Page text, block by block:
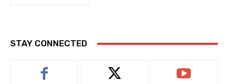
STAY CONNECTED